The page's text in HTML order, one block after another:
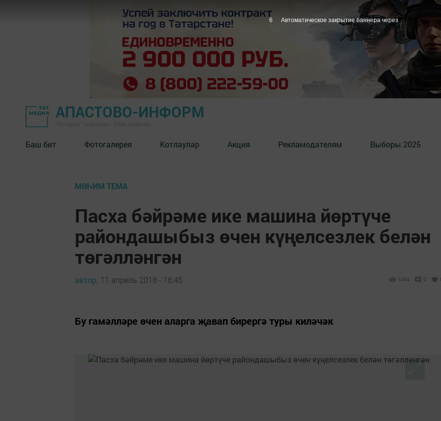
АПАСТОВО-ИНФОРМ
Баш бит Фотогалерея Котлаулар Акция Рекламодателям Выборы 2025
МӨҺИМ ТЕМА
Пасха бәйрәме ике машина йөртүче
райондашыбыз өчен күңелсезлек белән
төгәлләнгән
автор, 11 апрель 2018 - 16:45 1404 0
Бу гамәлләре өчен аларга җавап бирергә туры киләчәк
5 Автоматическое закрытие баннера через